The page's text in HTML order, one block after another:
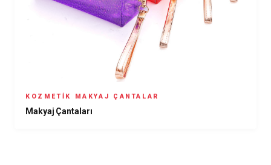
KOZMETIK MAKYAJ ÇANTALAR
Makyaj Çantaları